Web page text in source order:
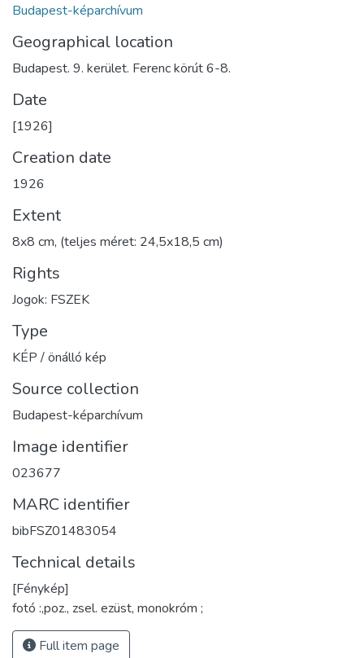
Budapest-képarchívum
Geographical location
Budapest. 9. kerület. Ferenc körút 6-8.
Date
[1926]
Creation date
1926
Extent
8x8 cm, (teljes méret: 24,5x18,5 cm)
Rights
Jogok: FSZEK
Type
KÉP / önálló kép
Source collection
Budapest-képarchívum
Image identifier
023677
MARC identifier
bibFSZ01483054
Technical details
[Fénykép]
fotó :,poz., zsel. ezüst, monokróm ;
Full item page